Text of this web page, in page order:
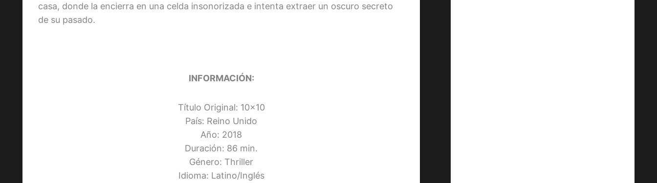
casa, donde la encierra en una celda insonorizada e intenta extraer un oscuro secreto
de su pasado.
INFORMACIÓN:
Título Original: 10×10
País: Reino Unido
Año: 2018
Duración: 86 min.
Género: Thriller
Idioma: Latino/Inglés